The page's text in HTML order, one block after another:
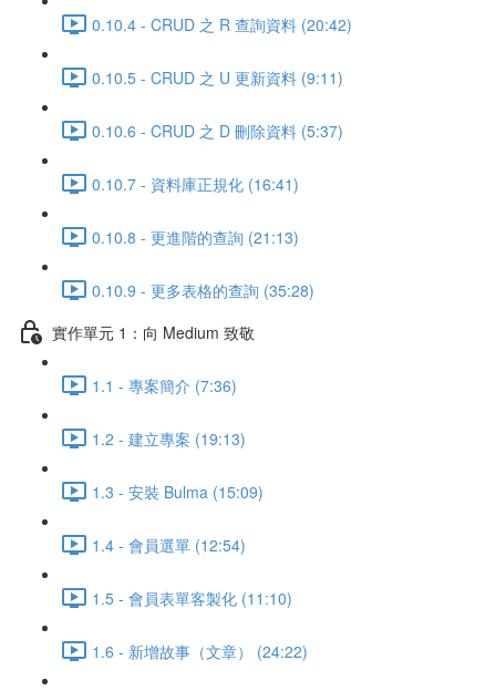
0.10.4 - CRUD 之 R 查詢資料 (20:42)
0.10.5 - CRUD 之 U 更新資料 (9:11)
0.10.6 - CRUD 之 D 刪除資料 (5:37)
0.10.7 - 資料庫正規化 (16:41)
0.10.8 - 更進階的查詢 (21:13)
0.10.9 - 更多表格的查詢 (35:28)
實作單元 1：向 Medium 致敬
1.1 - 專案簡介 (7:36)
1.2 - 建立專案 (19:13)
1.3 - 安裝 Bulma (15:09)
1.4 - 會員選單 (12:54)
1.5 - 會員表單客製化 (11:10)
1.6 - 新增故事（文章） (24:22)